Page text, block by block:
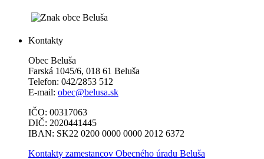
Kontakty
Obec Beluša
Farská 1045/6, 018 61 Beluša
Telefon: 042/2853 512
E-mail: obec@belusa.sk
IČO: 00317063
DIČ: 2020441445
IBAN: SK22 0200 0000 0000 2012 6372
Kontakty zamestancov Obecného úradu Beluša